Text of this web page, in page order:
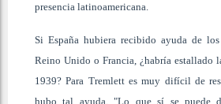
presencia latinoamericana.
Si España hubiera recibido ayuda de
Reino Unido o Francia, ¿habría estallado
1939? Para Tremlett es muy difícil de
hubo tal ayuda. "Lo que sí se puede